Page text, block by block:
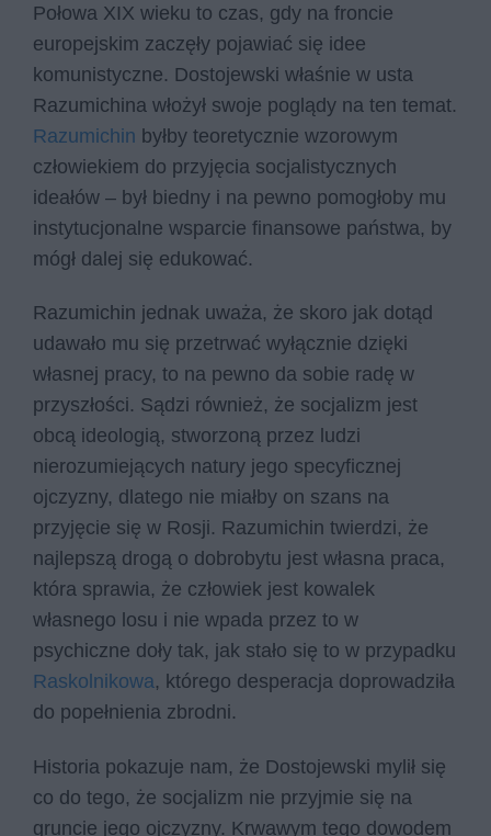
Połowa XIX wieku to czas, gdy na froncie
europejskim zaczęły pojawiać się idee
komunistyczne. Dostojewski właśnie w usta
Razumichina włożył swoje poglądy na ten temat.
Razumichin byłby teoretycznie wzorowym
człowiekiem do przyjęcia socjalistycznych
ideałów – był biedny i na pewno pomogłoby mu
instytucjonalne wsparcie finansowe państwa, by
mógł dalej się edukować.
Razumichin jednak uważa, że skoro jak dotąd
udawało mu się przetrwać wyłącznie dzięki
własnej pracy, to na pewno da sobie radę w
przyszłości. Sądzi również, że socjalizm jest
obcą ideologią, stworzoną przez ludzi
nierozumiejących natury jego specyficznej
ojczyzny, dlatego nie miałby on szans na
przyjęcie się w Rosji. Razumichin twierdzi, że
najlepszą drogą o dobrobytu jest własna praca,
która sprawia, że człowiek jest kowalek
własnego losu i nie wpada przez to w
psychiczne doły tak, jak stało się to w przypadku
Raskolnikowa, którego desperacja doprowadziła
do popełnienia zbrodni.
Historia pokazuje nam, że Dostojewski mylił się
co do tego, że socjalizm nie przyjmie się na
gruncie jego ojczyzny. Krwawym tego dowodem